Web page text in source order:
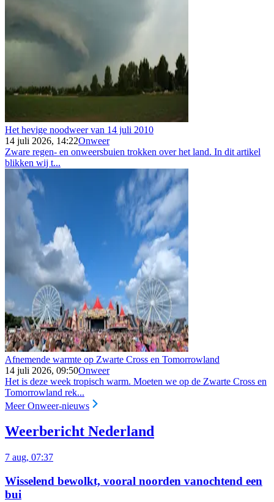
Het hevige noodweer van 14 juli 2010
14 juli 2026, 14:22Onweer
Zware regen- en onweersbuien trokken over het land. In dit artikel
blikken wij t...
Afnemende warmte op Zwarte Cross en Tomorrowland
14 juli 2026, 09:50Onweer
Het is deze week tropisch warm. Moeten we op de Zwarte Cross en
Tomorrowland rek...
Meer Onweer-nieuws
Weerbericht Nederland
7 aug, 07:37
Wisselend bewolkt, vooral noorden vanochtend een
bui